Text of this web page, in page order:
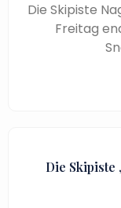
Die Skipiste
Freitag
Die Skipiste